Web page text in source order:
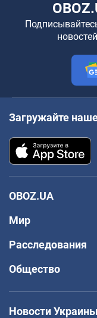
Загружайте
OBOZ.UA
Мир
Расследования
Общество
Новости Украины